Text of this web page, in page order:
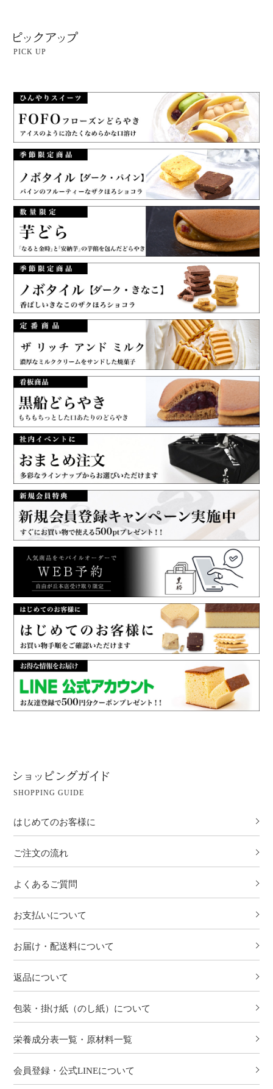
PICK UP
SHOPPING GUIDE
はじめてのお客様に
ご注文の流れ
よくあるご質問
お支払いについて
お届け・配送料について
返品について
包装・掛け紙（のし紙）について
栄養成分表一覧・原材料一覧
会員登録・公式LINEについて